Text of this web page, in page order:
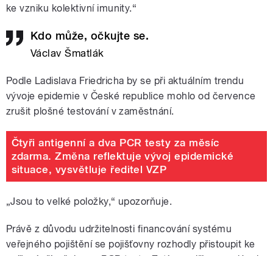
ke vzniku kolektivní imunity.“
Kdo může, očkujte se.
Václav Šmatlák
Podle Ladislava Friedricha by se při aktuálním trendu
vývoje epidemie v České republice mohlo od července
zrušit plošné testování v zaměstnání.
Čtyři antigenní a dva PCR testy za měsíc
zdarma. Změna reflektuje vývoj epidemické
situace, vysvětluje ředitel VZP
„Jsou to velké položky,“ upozorňuje.
Právě z důvodu udržitelnosti financování systému
veřejného pojištění se pojišťovny rozhodly přistoupit ke